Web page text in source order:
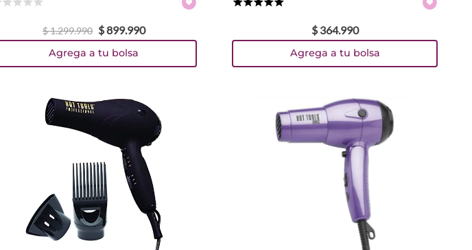
$1.299.990 $899.990
Agrega a tu bolsa
$ 364.990
Agrega a tu bolsa